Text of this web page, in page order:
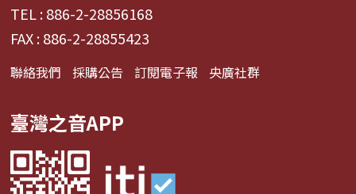
TEL : 886-2-28856168
FAX : 886-2-28855423
聯絡我們 採購公告 訂閱電子報 央廣社群
臺灣之音APP